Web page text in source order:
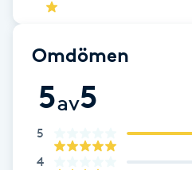
D
Damklippning
Dermapen
Diamantslipning
Omdömen
5av5
5
4